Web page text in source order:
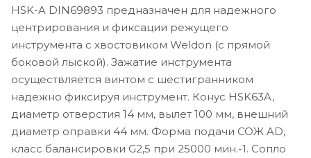
HSK-A DIN69893 предназначен для надежного
центрирования и фиксации режущего
инструмента с хвостовиком Weldon (с прямой
боковой лыской). Зажатие инструмента
осуществляется винтом с шестигранником
надежно фиксируя инструмент. Конус HSK63A,
диаметр отверстия 14 мм, вылет 100 мм, внешний
диаметр оправки 44 мм. Форма подачи СОЖ AD,
класс балансировки G2,5 при 25000 мин.-1. Сопло